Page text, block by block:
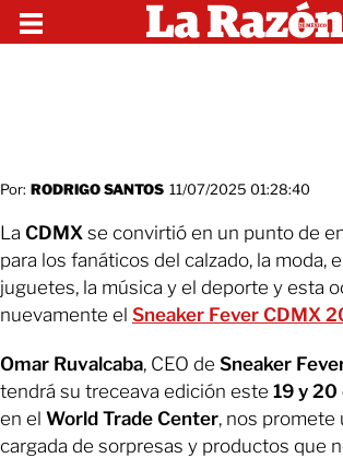
Por: RODRIGO SANTOS 11/07/2025 01:28:40
La CDMX se convirtió en un punto de
para los fanáticos del calzado, la moda,
juguetes, la música y el deporte y esta
nuevamente el Sneaker Fever CDMX
Omar Ruvalcaba, CEO de Sneaker
tendrá su treceava edición este 19 y 20
en el World Trade Center, nos promete
cargada de sorpresas y productos que